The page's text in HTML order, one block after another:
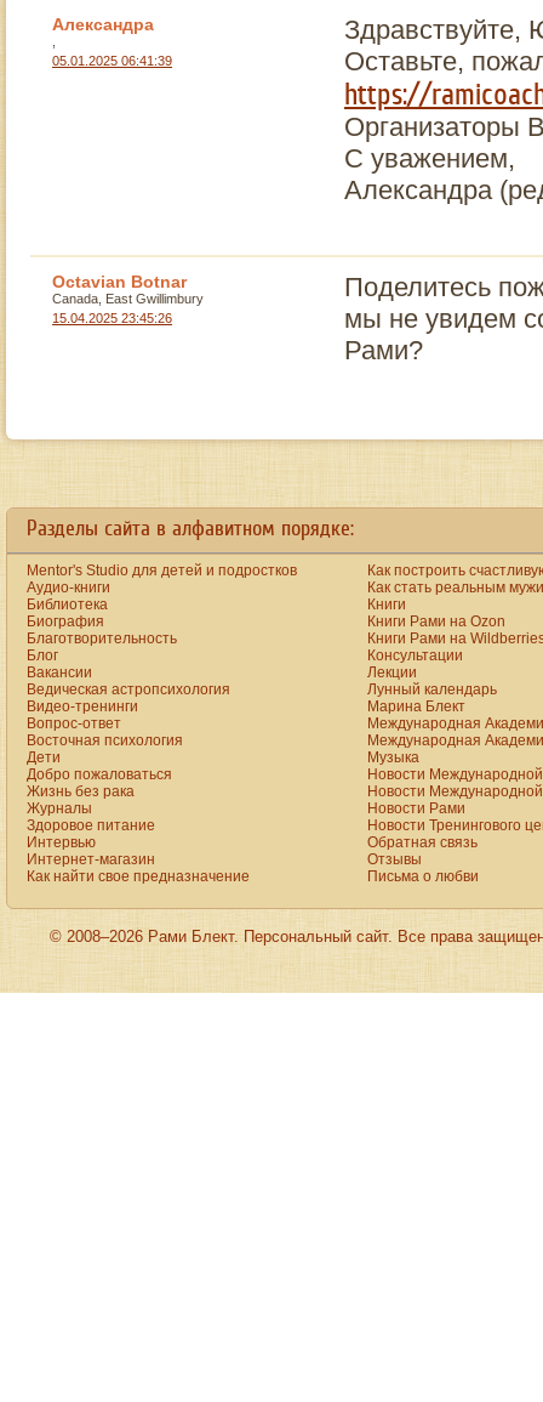
Александра
05.01.2025 06:41:39
Здравствуйте,
Оставьте,
https://
Организаторы
С уважением,
Александра
Octavian Botnar
Canada, East Gwillimbury
15.04.2025 23:45:26
Поделитесь
мы не увидем
Рами?
the big ten started fees are raised yet unfortunately customers continues to be feel
Разделы сайта в алфавитном порядке:
Mentor's Studio для детей и подростков
Аудио-книги
Библиотека
Биография
Благотворительность
Блог
Вакансии
Ведическая астропсихология
Видео-тренинги
Вопрос-ответ
Восточная психология
Дети
Добро пожаловаться
Жизнь без рака
Журналы
Здоровое питание
Интервью
Интернет-магазин
Как найти свое предназначение
Как построить
Как стать реальным
Книги
Книги Рами на Ozon
Книги Рами на
Консультации
Лекции
Лунный календарь
Марина Блект
Международная
Международная
Музыка
Новости
Новости
Новости Рами
Новости Тренингового
Обратная связь
Отзывы
Письма о любви
© 2008–2026 Рами Блект. Персональный сайт. Все права